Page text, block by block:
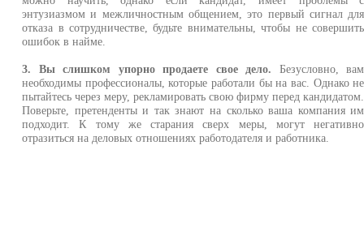
энтузиазмом и межличностным общением, это первый сигнал для
отказа в сотрудничестве, будьте внимательны, чтобы не совершить
ошибок в найме.
3. Вы слишком упорно продаете свое дело. Безусловно, вам
необходимы профессионалы, которые работали бы на вас. Однако не
пытайтесь через меру, рекламировать свою фирму перед кандидатом.
Поверьте, претенденты и так знают на сколько ваша компания им
подходит. К тому же старания сверх меры, могут негативно
отразиться на деловых отношениях работодателя и работника.